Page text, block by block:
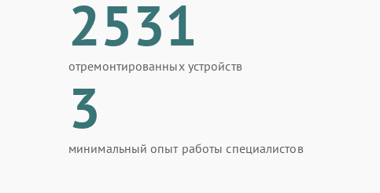
2531
отремонтированных устройств
3
минимальный опыт работы специалистов